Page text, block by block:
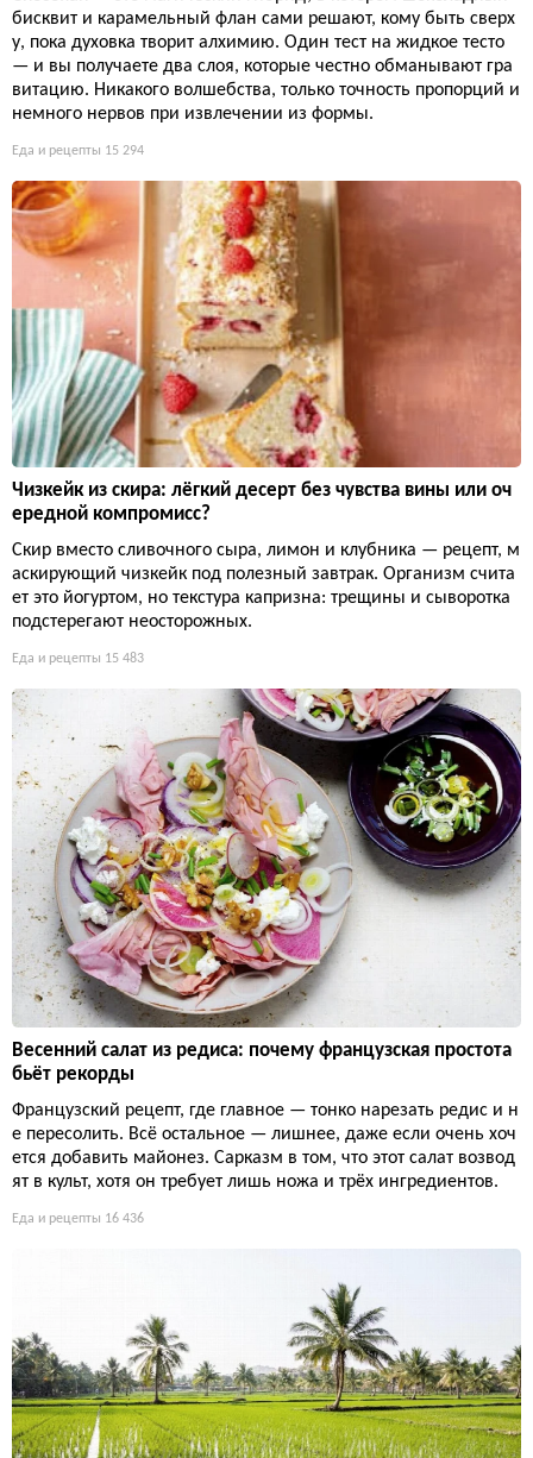
бисквит и карамельный флан сами решают, кому быть сверх
у, пока духовка творит алхимию. Один тест на жидкое тесто
— и вы получаете два слоя, которые честно обманывают гра
витацию. Никакого волшебства, только точность пропорций и
немного нервов при извлечении из формы.
Еда и рецепты 15 294
Чизкейк из скира: лёгкий десерт без чувства вины или оч
ередной компромисс?
Скир вместо сливочного сыра, лимон и клубника — рецепт, м
аскирующий чизкейк под полезный завтрак. Организм счита
ет это йогуртом, но текстура капризна: трещины и сыворотка
подстерегают неосторожных.
Еда и рецепты 15 483
Весенний салат из редиса: почему французская простота
бьёт рекорды
Французский рецепт, где главное — тонко нарезать редис и н
е пересолить. Всё остальное — лишнее, даже если очень хоч
ется добавить майонез. Сарказм в том, что этот салат возвод
ят в культ, хотя он требует лишь ножа и трёх ингредиентов.
Еда и рецепты 16 436